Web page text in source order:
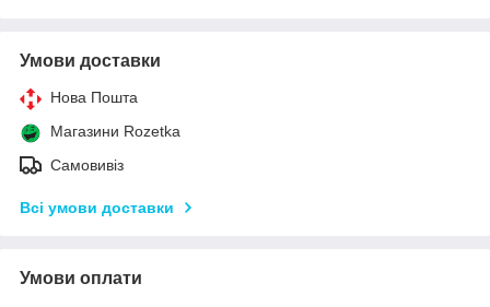
Умови доставки
Нова Пошта
Магазини Rozetka
Самовивіз
Всі умови доставки
Умови оплати